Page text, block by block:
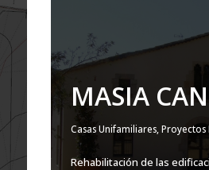
MASIA
Casas Unifamiliares Proyectos
Rehabilitación de las